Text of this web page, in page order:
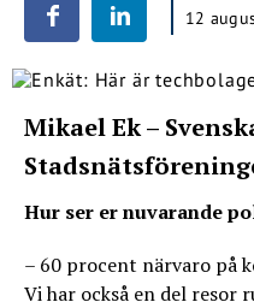
12
Mikael Ek –
Hur ser er nuvarande
– 60 procent närvaro på
Vi har också en del resor